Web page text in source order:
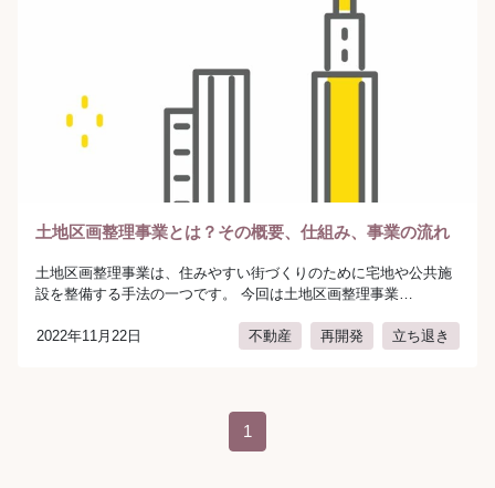
土地区画整理事業とは？その概要、仕組み、事業の流れ
土地区画整理事業は、住みやすい街づくりのために宅地や公共施
設を整備する手法の一つです。 今回は土地区画整理事業…
2022年11月22日 不動産 再開発 立ち退き
投稿ナビゲーション1